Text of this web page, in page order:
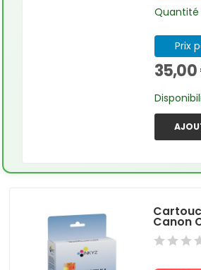
Quantité
Prix
Canon